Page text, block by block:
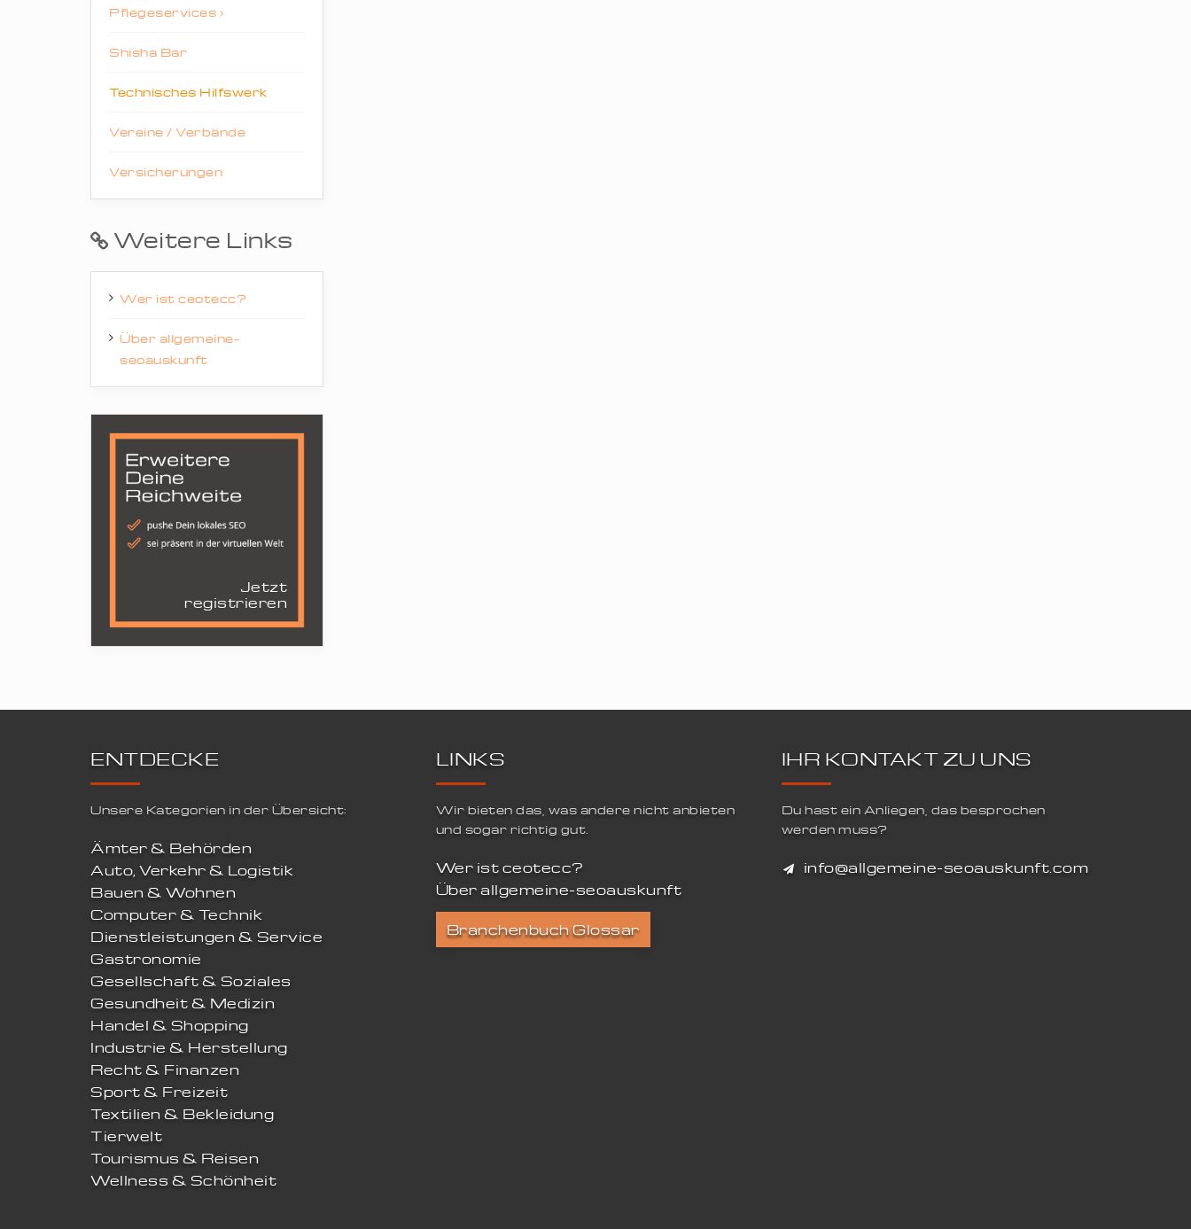
Pflegeservices
Shisha Bar
Technisches Hilfswerk
Vereine / Verbände
Versicherungen
Weitere Links
Wer ist ceotecc?
Über allgemeine-
seoauskunft
Jetzt
registrieren
ENTDECKE
Unsere Kategorien in der Übersicht:
Ämter & Behörden
Auto, Verkehr & Logistik
Bauen & Wohnen
Computer & Technik
Dienstleistungen & Service
Gastronomie
Gesellschaft & Soziales
Gesundheit & Medizin
Handel & Shopping
Industrie & Herstellung
Recht & Finanzen
Sport & Freizeit
Textilien & Bekleidung
Tierwelt
Tourismus & Reisen
Wellness & Schönheit
LINKS
Wir bieten das, was andere nicht anbieten
und sogar richtig gut.
Wer ist ceotecc?
Über allgemeine-seoauskunft
Branchenbuch Glossar
IHR KONTAKT ZU UNS
Du hast ein Anliegen, das besprochen
werden muss?
info@allgemeine-seoauskunft.com